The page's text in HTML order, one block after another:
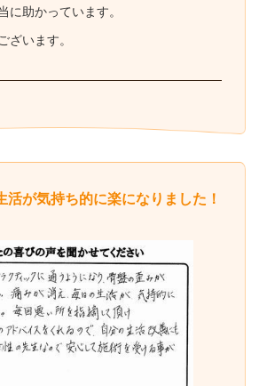
に助かっています。
ざいます。
活が気持ち的に楽になりました！